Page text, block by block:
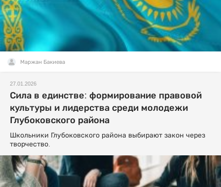
Маржан Бакиева
27.01.2026
Сила в единстве: формирование правовой
культуры и лидерства среди молодежи
Глубоковского района
Школьники Глубоковского района выбирают закон через
творчество.